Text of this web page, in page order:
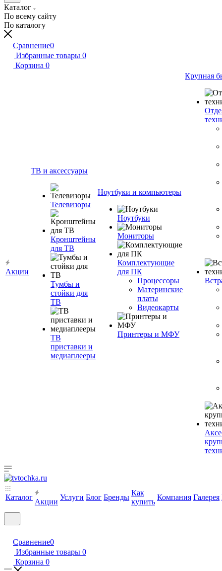
Каталог
По всему сайту
По каталогу
Сравнение0
Избранные товары 0
Корзина 0
Акции
ТВ и аксессуары
Телевизоры
Кронштейны
для ТВ
Тумбы и
стойки для
ТВ
ТВ
приставки и
медиаплееры
Ноутбуки и компьютеры
Ноутбуки
Мониторы
Комплектующие
для ПК
Процессоры
Материнские
платы
Видеокарты
Принтеры и МФУ
Крупная
Каталог
Акции
Услуги Блог Бренды
Как
купить
Компания Галерея
Сравнение0
Избранные товары 0
Корзина 0